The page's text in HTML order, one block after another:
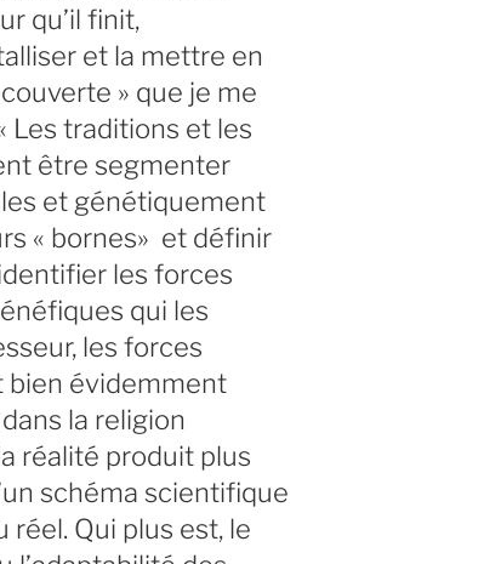
qu’il finit,
et la mettre en
» que je me
Les traditions et les
être segmenter
et génétiquement
« bornes» et définir
les forces
qui les
les forces
bien évidemment
la religion
réalité produit plus
schéma scientifique
Qui plus est, le